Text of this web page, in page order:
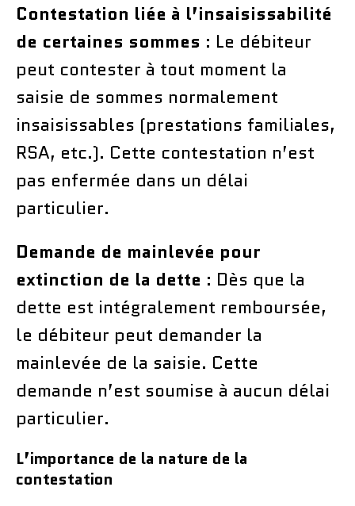
Contestation liée à l’insaisissabilité
de certaines sommes : Le débiteur
peut contester à tout moment la
saisie de sommes normalement
insaisissables (prestations familiales,
RSA, etc.). Cette contestation n’est
pas enfermée dans un délai
particulier.
Demande de mainlevée pour
extinction de la dette : Dès que la
dette est intégralement remboursée,
le débiteur peut demander la
mainlevée de la saisie. Cette
demande n’est soumise à aucun délai
particulier.
L’importance de la nature de la
contestation